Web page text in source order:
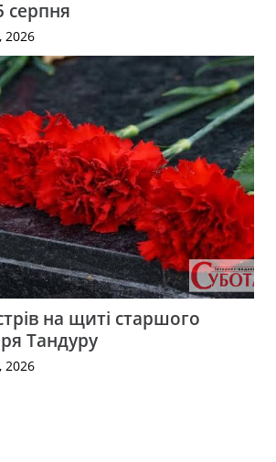
серпня
2026
на щиті старшого
Тандуру
2026